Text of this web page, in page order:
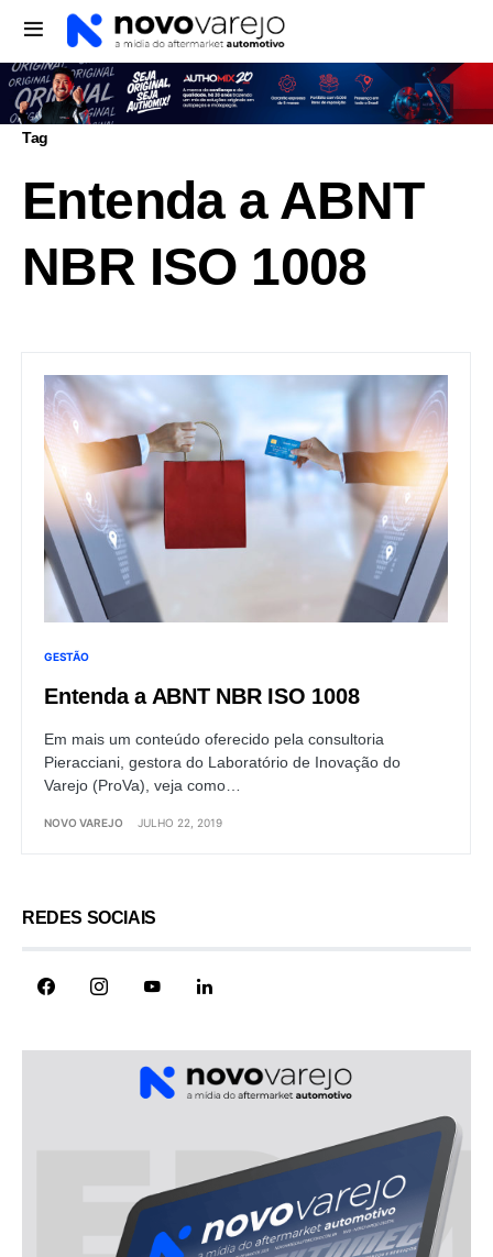
Tag
Entenda a ABNT
NBR ISO 1008
GESTÃO
Entenda a ABNT NBR ISO 1008
Em mais um conteúdo oferecido pela consultoria
Pieracciani, gestora do Laboratório de Inovação do
Varejo (ProVa), veja como…
NOVO VAREJO JULHO 22, 2019
REDES SOCIAIS